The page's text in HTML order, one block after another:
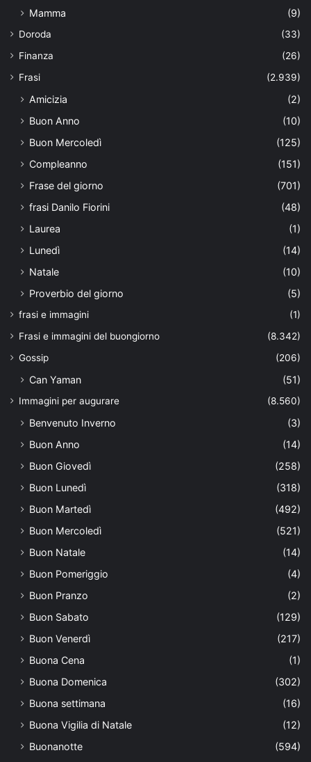
Mamma (9)
Doroda
(33)
Finanza
(26)
Frasi
(2.939)
Amicizia
(2)
Buon Anno
(10)
Buon Mercoledì
(125)
Compleanno
(151)
Frase del giorno
(701)
frasi Danilo Fiorini
(48)
Laurea
(1)
Lunedì
(14)
Natale
(10)
Proverbio del giorno
(5)
frasi e immagini
(1)
Frasi e immagini del buongiorno
(8.342)
Gossip
(206)
Can Yaman (51)
Immagini per augurare (8.560)
Benvenuto Inverno
(3)
Buon Anno
(14)
Buon Giovedì
(258)
Buon Lunedì
(318)
Buon Martedì
(492)
Buon Mercoledì
(521)
Buon Natale
(14)
Buon Pomeriggio
(4)
Buon Pranzo
(2)
Buon Sabato
(129)
Buon Venerdì
(217)
Buona Cena
(1)
Buona Domenica
(302)
Buona settimana
(16)
Buona Vigilia di Natale
(12)
Buonanotte
(594)